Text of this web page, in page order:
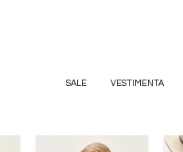
SALE VESTIMENTA